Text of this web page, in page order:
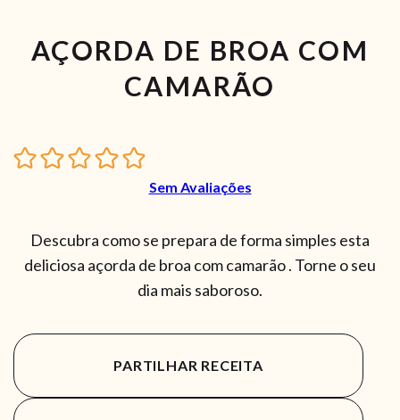
AÇORDA DE BROA COM
CAMARÃO
Sem Avaliações
Descubra como se prepara de forma simples esta
deliciosa açorda de broa com camarão . Torne o seu
dia mais saboroso.
PARTILHAR RECEITA